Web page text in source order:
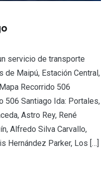
servicio de transporte
de Maipú, Estación Central,
Recorrido 506
506 Santiago Ida: Portales,
Astro Rey, René
Alfredo Silva Carvallo,
Hernández Parker, Los […]